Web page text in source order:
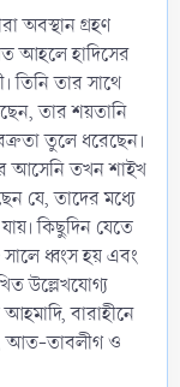
অবস্থান গ্রহণ
আহলে হাদিসের
তিনি তার সাথে
তার শয়তানি
তুলে ধরেছেন।
আসেনি তখন শাইখ
যে, তাদের মধ্যে
কিছুদিন যেতে
সালে ধ্বংস হয় এবং
উল্লেখযোগ্য
বারাহীনে
আত-তাবলীগ ও